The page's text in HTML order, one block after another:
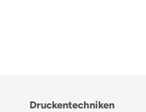
Druckentechniken